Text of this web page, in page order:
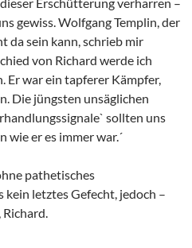
gewiss. Wolfgang Templin, der
da sein kann, schrieb mir
von Richard werde ich
Er war ein tapferer Kämpfer,
Die jüngsten unsäglichen
sollten uns
wie er es immer war.´
pathetisches
kein letztes Gefecht, jedoch –